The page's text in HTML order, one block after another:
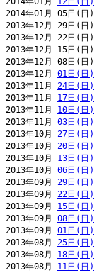
2014年01月 05日(
2013年12月 29日(
2013年12月 22日(
2013年12月 15日(
2013年12月 08日(
2013年12月 01日(日)
2013年11月 24日(日)
2013年11月 17日(日)
2013年11月 10日(日)
2013年11月 03日(日)
2013年10月 27日(日)
2013年10月 20日(日)
2013年10月 13日(日)
2013年10月 06日(日)
2013年09月 29日(日)
2013年09月 22日(日)
2013年09月 15日(日)
2013年09月 08日(日)
2013年09月 01日(日)
2013年08月 25日(日)
2013年08月 18日(日)
2013年08月 11日(日)